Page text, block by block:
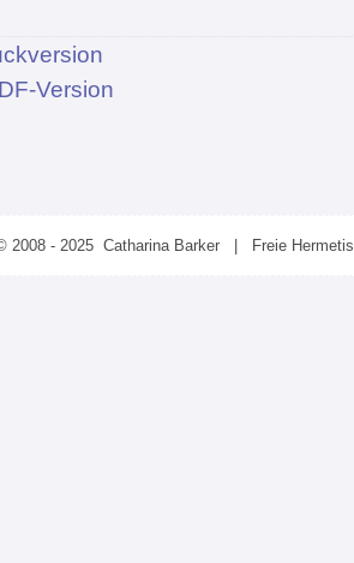
Version
2008 - 2025 Catharina Barker | Freie